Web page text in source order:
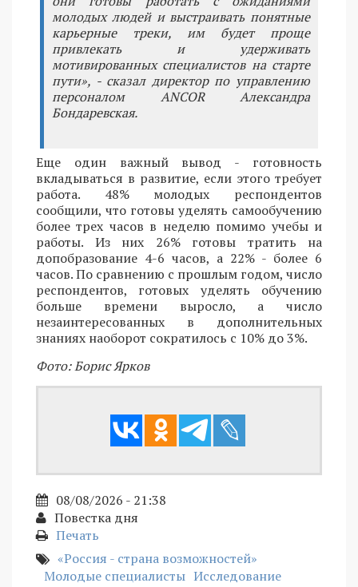
молодых людей и выстраивать понятные
карьерные треки, им будет проще
привлекать и удерживать
мотивированных специалистов на старте
пути», - сказал директор по управлению
персоналом ANCOR Александра
Бондаревская.
Еще один важный вывод - готовность
вкладываться в развитие, если этого требует
работа. 48% молодых респондентов
сообщили, что готовы уделять самообучению
более трех часов в неделю помимо учебы и
работы. Из них 26% готовы тратить на
допобразование 4-6 часов, а 22% - более 6
часов. По сравнению с прошлым годом, число
респондентов, готовых уделять обучению
больше времени выросло, а число
незаинтересованных в дополнительных
знаниях наоборот сократилось с 10% до 3%.
Фото: Борис Ярков
08/08/2026 - 21:38
Повестка дня
Печать
«Россия - страна возможностей»
Молодые специалисты Исследование